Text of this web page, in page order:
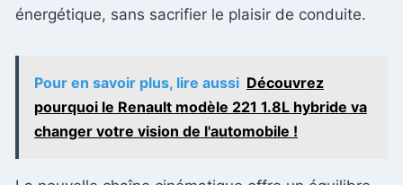
énergétique, sans sacrifier le plaisir de conduite.
Pour en savoir plus, lire aussi Découvrez
pourquoi le Renault modèle 221 1.8L hybride va
changer votre vision de l'automobile !